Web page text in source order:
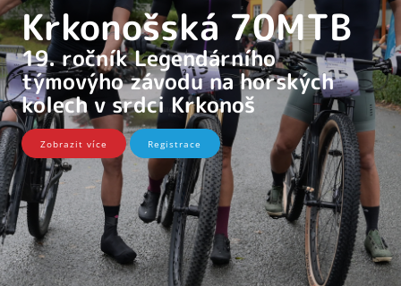
Krkonošská 70MTB
19. ročník Legendárního
týmovýho závodu na horských
kolech v srdci Krkonoš
Zobrazit více Registrace